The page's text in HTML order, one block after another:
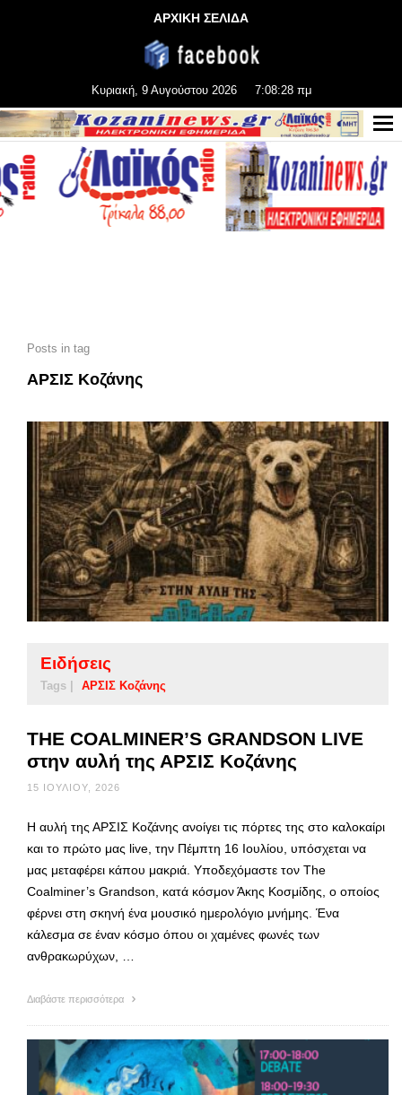
ΑΡΧΙΚΗ ΣΕΛΙΔΑ
Κυριακή, 9 Αυγούστου 2026 7:08:30 πμ
Posts in tag
ΑΡΣΙΣ Κοζάνης
Ειδήσεις
Tags | ΑΡΣΙΣ Κοζάνης
THE COALMINER’S GRANDSON LIVE
στην αυλή της ΑΡΣΙΣ Κοζάνης
15 ΙΟΥΛΊΟΥ, 2026
Η αυλή της ΑΡΣΙΣ Κοζάνης ανοίγει τις πόρτες της στο καλοκαίρι
και το πρώτο μας live, την Πέμπτη 16 Ιουλίου, υπόσχεται να
μας μεταφέρει κάπου μακριά. Υποδεχόμαστε τον The
Coalminer’s Grandson, κατά κόσμον Άκης Κοσμίδης, ο οποίος
φέρνει στη σκηνή ένα μουσικό ημερολόγιο μνήμης. Ένα
κάλεσμα σε έναν κόσμο όπου οι χαμένες φωνές των
ανθρακωρύχων, …
Διαβάστε περισσότερα